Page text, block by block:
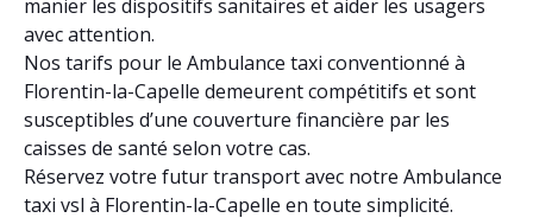
manier les dispositifs sanitaires et aider les usagers
avec attention.
Nos tarifs pour le Ambulance taxi conventionné à
Florentin-la-Capelle demeurent compétitifs et sont
susceptibles d’une couverture financière par les
caisses de santé selon votre cas.
Réservez votre futur transport avec notre Ambulance
taxi vsl à Florentin-la-Capelle en toute simplicité.